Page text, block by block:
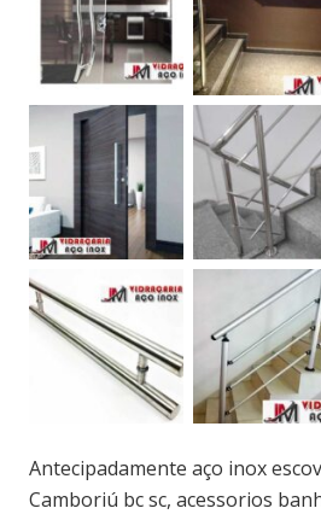
Antecipadamente aço inox
Camboriú bc sc, acessorios